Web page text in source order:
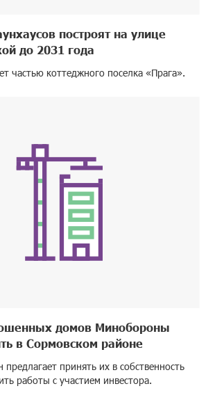
построят на улице
до 2031 года
частью коттеджного поселка «Прага».
домов Минобороны
в Сормовском районе
принять их в собственность
работы с участием инвестора.